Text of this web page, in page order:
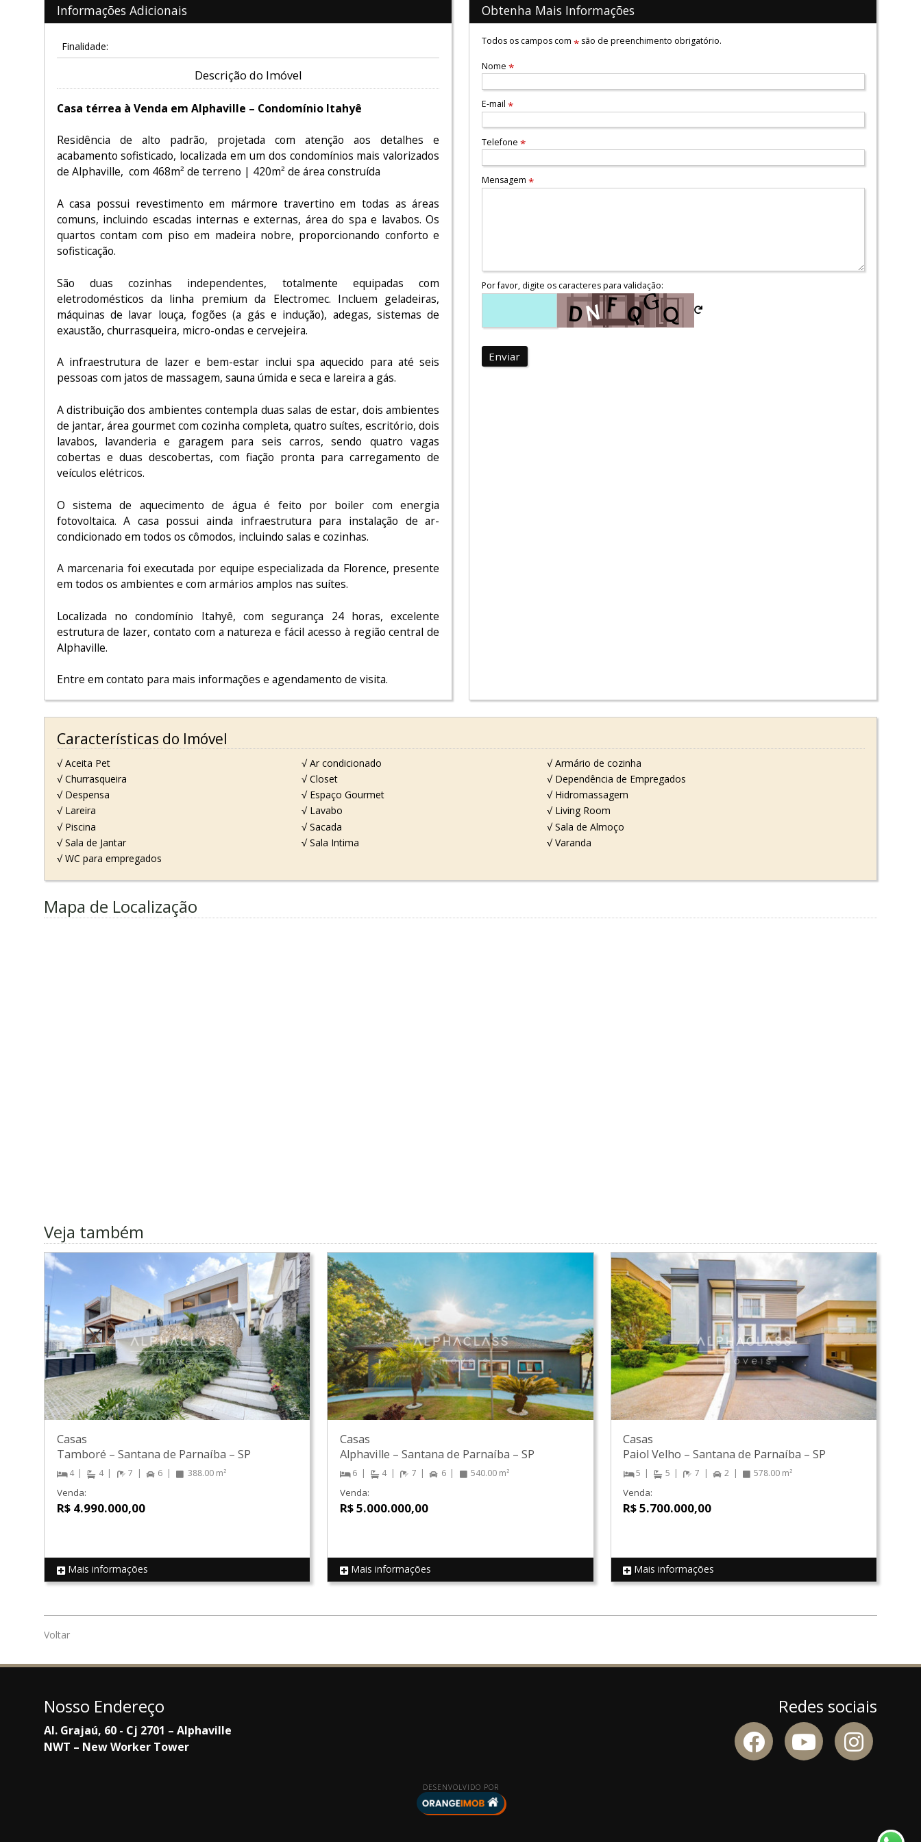
Informações Adicionais
Finalidade:
Descrição do Imóvel
Casa térrea à Venda em Alphaville – Condomínio Itahyê
Residência de alto padrão, projetada com atenção aos detalhes e
acabamento sofisticado, localizada em um dos condomínios mais valorizados
de Alphaville, com 468m² de terreno | 420m² de área construída
A casa possui revestimento em mármore travertino em todas as áreas
comuns, incluindo escadas internas e externas, área do spa e lavabos. Os
quartos contam com piso em madeira nobre, proporcionando conforto e
sofisticação.
São duas cozinhas independentes, totalmente equipadas com
eletrodomésticos da linha premium da Electromec. Incluem geladeiras,
máquinas de lavar louça, fogões (a gás e indução), adegas, sistemas de
exaustão, churrasqueira, micro-ondas e cervejeira.
A infraestrutura de lazer e bem-estar inclui spa aquecido para até seis
pessoas com jatos de massagem, sauna úmida e seca e lareira a gás.
A distribuição dos ambientes contempla duas salas de estar, dois ambientes
de jantar, área gourmet com cozinha completa, quatro suítes, escritório, dois
lavabos, lavanderia e garagem para seis carros, sendo quatro vagas
cobertas e duas descobertas, com fiação pronta para carregamento de
veículos elétricos.
O sistema de aquecimento de água é feito por boiler com energia
fotovoltaica. A casa possui ainda infraestrutura para instalação de ar-
condicionado em todos os cômodos, incluindo salas e cozinhas.
A marcenaria foi executada por equipe especializada da Florence, presente
em todos os ambientes e com armários amplos nas suítes.
Localizada no condomínio Itahyê, com segurança 24 horas, excelente
estrutura de lazer, contato com a natureza e fácil acesso à região central de
Alphaville.
Entre em contato para mais informações e agendamento de visita.
Obtenha Mais Informações
Todos os campos com *são de preenchimento obrigatório.
Nome *
E-mail *
Telefone *
Mensagem *
Por favor, digite os caracteres para validação:
Enviar
Características do Imóvel
√ Aceita Pet √ Ar condicionado
√ Armário de cozinha
√ Churrasqueira
√ Closet
√ Dependência de Empregados
√ Despensa
√ Espaço Gourmet
√ Hidromassagem
√ Lareira
√ Lavabo
√ Living Room
√ Piscina
√ Sacada
√ Sala de Almoço
√ Sala de Jantar
√ Sala Intima
√ Varanda
√ WC para empregados
Mapa de Localização
Veja também
REF 18592
Casas
Tamboré – Santana de Parnaíba – SP
4 4 7 6 388.00 m²
Venda:
R$ 4.990.000,00
Mais informações REF 19040
Casas
Alphaville – Santana de Parnaíba – SP
6 4 7 6 540.00 m²
Venda:
R$ 5.000.000,00
Mais informações REF 19147
Casas
Paiol Velho –Santana de Parnaíba –SP
5 5 7 2 578.00 m²
Venda:
R$ 5.700.000,00
Mais informações
Voltar
Nosso Endereço
Al. Grajaú, 60 - Cj 2701 – Alphaville
NWT – New Worker Tower
Redes sociais
DESENVOLVIDO POR